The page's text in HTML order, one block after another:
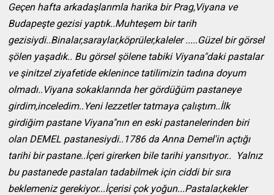
Geçen hafta arkadaşlarımla harika bir Prag,Viyana ve
Budapeşte gezisi yaptık..Muhteşem bir tarih
gezisiydi..Binalar,saraylar,köprüler,kaleler .....Güzel bir görsel
şölen yaşadık.. Bu görsel şölene tabiki Viyana"daki pastalar
ve şinitzel ziyafetide eklenince tatilimizin tadına doyum
olmadı..Viyana sokaklarında her gördüğüm pastaneye
girdim,inceledim..Yeni lezzetler tatmaya çalıştım..İlk
girdiğim pastane Viyana"nın en eski pastanelerinden biri
olan DEMEL pastanesiydi..1786 da Anna Demel'in açtığı
tarihi bir pastane..İçeri girerken bile tarihi yansıtıyor.. Yalnız
bu pastanede pastaları tadabilmek için ciddi bir sıra
beklemeniz gerekiyor...İçerisi çok yoğun...Pastalar,kekler